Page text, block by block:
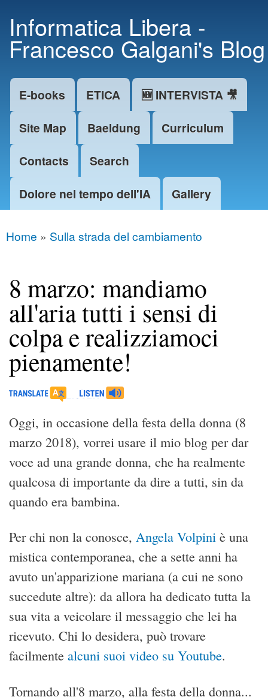
main
content
Informatica Libera -
Francesco Galgani's Blog
Main menu
E-books ETICA
🆕 INTERVISTA 🎥
Site Map
Baeldung
Curriculum
Contacts
Search
Dolore nel tempo dell'IA
Gallery
You are here
Home » Sulla strada del cambiamento
8 marzo: mandiamo
all'aria tutti i sensi di
colpa e realizziamoci
pienamente!
Oggi, in occasione della festa della donna (8
marzo 2018), vorrei usare il mio blog per dar
voce ad una grande donna, che ha realmente
qualcosa di importante da dire a tutti, sin da
quando era bambina.
Per chi non la conosce, Angela Volpini è una
mistica contemporanea, che a sette anni ha
avuto un'apparizione mariana (a cui ne sono
succedute altre): da allora ha dedicato tutta la
sua vita a veicolare il messaggio che lei ha
ricevuto. Chi lo desidera, può trovare
facilmente alcuni suoi video su Youtube.
Tornando all'8 marzo, alla festa della donna...